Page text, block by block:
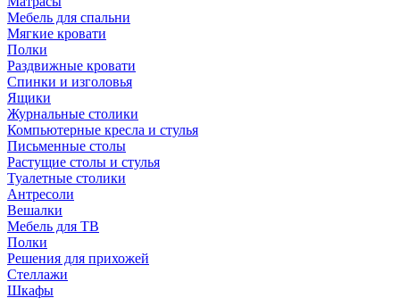
Мебель для спальни
Мягкие кровати
Полки
Раздвижные кровати
Спинки и изголовья
Ящики
Журнальные столики
Компьютерные кресла и стулья
Письменные столы
Растущие столы и стулья
Туалетные столики
Антресоли
Вешалки
Мебель для ТВ
Полки
Решения для прихожей
Стеллажи
Шкафы